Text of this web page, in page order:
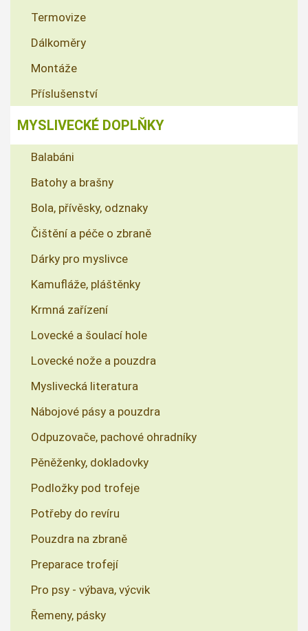
Termovize
Dálkoměry
Montáže
Příslušenství
MYSLIVECKÉ DOPLŇKY
Balabáni
Batohy a brašny
Bola, přívěsky, odznaky
Čištění a péče o zbraně
Dárky pro myslivce
Kamufláže, pláštěnky
Krmná zařízení
Lovecké a šoulací hole
Lovecké nože a pouzdra
Myslivecká literatura
Nábojové pásy a pouzdra
Odpuzovače, pachové ohradníky
Pěněženky, dokladovky
Podložky pod trofeje
Potřeby do revíru
Pouzdra na zbraně
Preparace trofejí
Pro psy - výbava, výcvik
Řemeny, pásky